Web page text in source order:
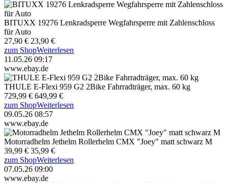
BITUXX 19276 Lenkradsperre Wegfahrsperre mit Zahlenschloss
für Auto
27,90 € 23,90 €
zum ShopWeiterlesen
11.05.26 09:17
www.ebay.de
THULE E-Flexi 959 G2 2Bike Fahrradträger, max. 60 kg
729,99 € 649,99 €
zum ShopWeiterlesen
09.05.26 08:57
www.ebay.de
Motorradhelm Jethelm Rollerhelm CMX "Joey" matt schwarz M
39,99 € 35,99 €
zum ShopWeiterlesen
07.05.26 09:00
www.ebay.de